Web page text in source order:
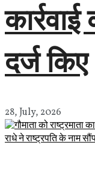
दर्ज किए
28, July, 2026